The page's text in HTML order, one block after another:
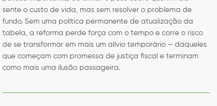
sente o custo de vida, mas sem resolver o problema de
fundo. Sem uma política permanente de atualização da
tabela, a reforma perde força com o tempo e corre o risco
de se transformar em mais um alívio temporário — daqueles
que começam com promessa de justiça fiscal e terminam
como mais uma ilusão passageira.